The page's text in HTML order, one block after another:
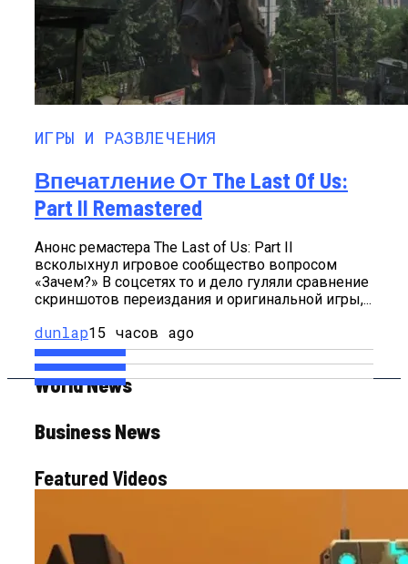
ИГРЫ И РАЗВЛЕЧЕНИЯ
Впечатление От The Last Of Us:
Part II Remastered
Анонс ремастера The Last of Us: Part II
всколыхнул игровое сообщество вопросом
«Зачем?» В соцсетях то и дело гуляли сравнение
скриншотов переиздания и оригинальной игры,...
dunlap15 часов ago
World News
Business News
Featured Videos